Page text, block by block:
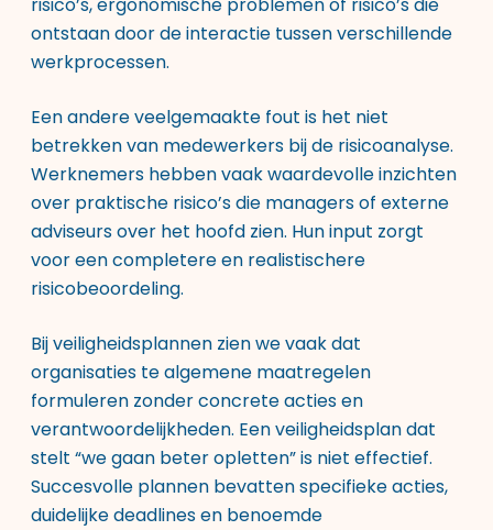
ontstaan door de interactie tussen verschillende
werkprocessen.
Een andere veelgemaakte fout is het niet
betrekken van medewerkers bij de risicoanalyse.
Werknemers hebben vaak waardevolle inzichten
over praktische risico’s die managers of externe
adviseurs over het hoofd zien. Hun input zorgt
voor een completere en realistischere
risicobeoordeling.
Bij veiligheidsplannen zien we vaak dat
organisaties te algemene maatregelen
formuleren zonder concrete acties en
verantwoordelijkheden. Een veiligheidsplan dat
stelt “we gaan beter opletten” is niet effectief.
Succesvolle plannen bevatten specifieke acties,
duidelijke deadlines en benoemde